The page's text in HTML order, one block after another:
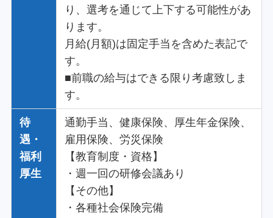
り、選考を通じて上下する可能性があ
ります。
月給(月額)は固定手当を含めた表記で
す。
■前職の給与はできる限り考慮致しま
す。
待
遇・
福利
厚生
通勤手当、健康保険、厚生年金保険、
雇用保険、労災保険
【教育制度・資格】
・週一回の研修会議あり
【その他】
・各種社会保険完備